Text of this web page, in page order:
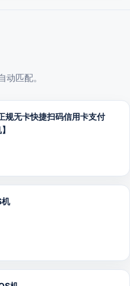
匹配。
规无卡快捷扫码信用卡支付
机